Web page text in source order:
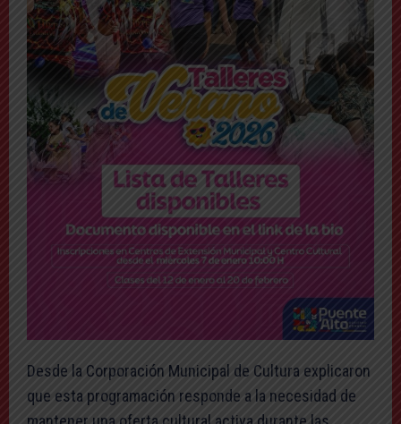
Desde la Corporación Municipal de Cultura explicaron
que esta programación responde a la necesidad de